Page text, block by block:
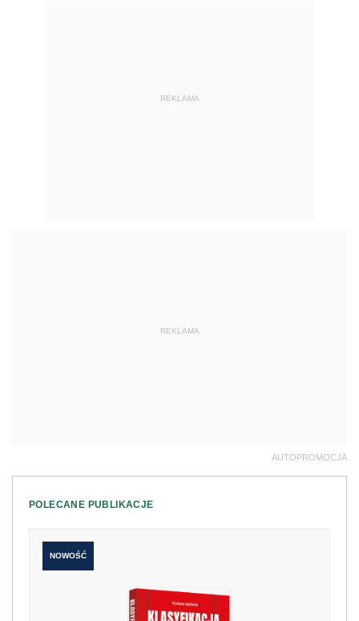
REKLAMA
REKLAMA
AUTOPROMOCJA
POLECANE PUBLIKACJE
NOWOŚĆ